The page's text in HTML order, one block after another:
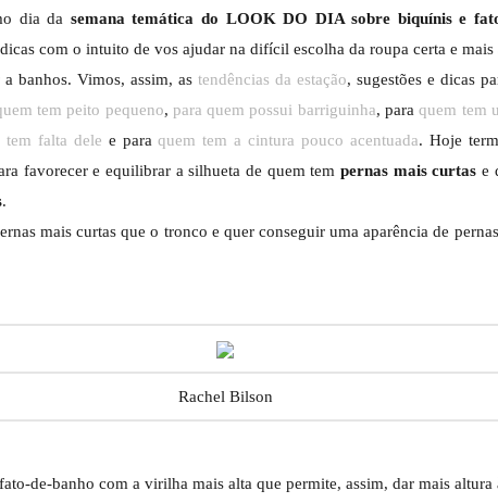
dia da semana temática do LOOK DO DIA sobre biquínis e
com o intuito de vos ajudar na difícil escolha da roupa certa e mais
banhos. Vimos, assim, as tendências da estação, sugestões e dicas
tem peito pequeno, para quem possui barriguinha, paraquem tem
tem falta dele e paraquem tem a cintura pouco acentuada. Hoje
favorecer e equilibrar a silhueta de quem tem pernas mais curtas e
.
mais curtas que o tronco e quer conseguir uma aparência de
Rachel Bilson
de-banho com a virilha mais alta que permite, assim, dar mais altura